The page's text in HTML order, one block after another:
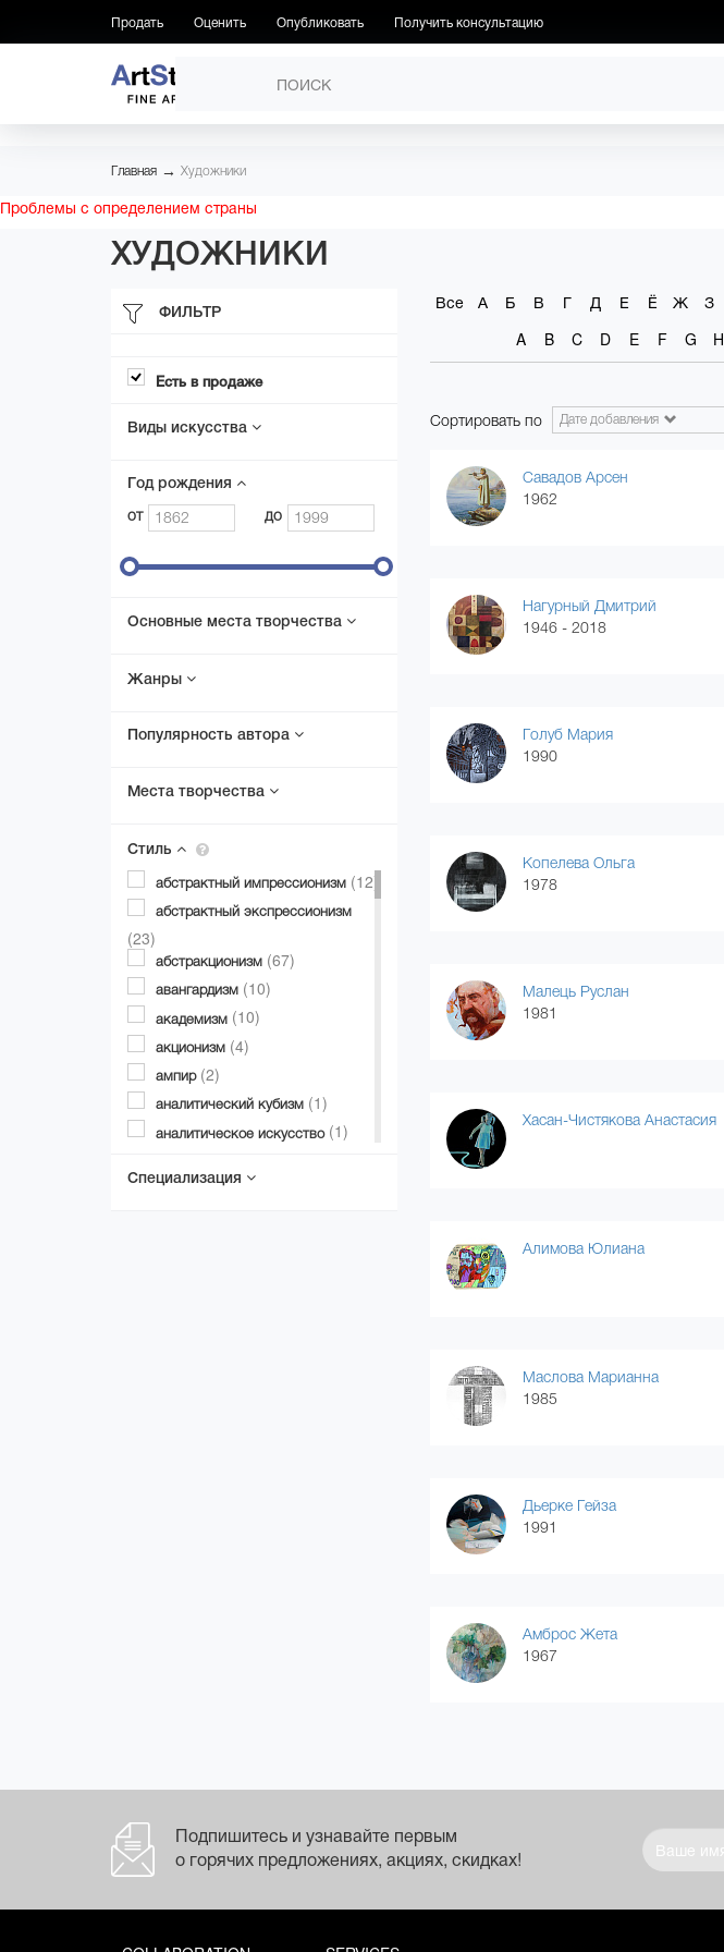
Продать Оценить Опубликовать Получить консультацию
ПРОИЗВЕДЕНИЯ
Главная → Художники
Проблемы с определением страны
ХУДОЖНИКИ
ФИЛЬТР
Есть в продаже
Виды искусства
Год рождения
от
до
Основные места творчества
Жанры
Популярность автора
Места творчества
Стиль
абстрактный импрессионизм (12)
абстрактный экспрессионизм
(23)
абстракционизм (67)
авангардизм (10)
академизм (10)
акционизм (4)
ампир (2)
аналитический кубизм (1)
аналитическое искусство (1)
андеграунд (1)
кубизм (6)
леттризм (11)
лирическая абстракция
абстракционизм)
Специализация
Все А Б В Г Д Е Ё Ж З
A
B C D E F G H
Сортировать по Дате добавления
Савадов Арсен
1962
Нагурный Дмитрий
1946 - 2018
Голуб Мария
1990
Копелева Ольга
1978
Малець Руслан
1981
Хасан-Чистякова Анастасия
Алимова Юлиана
Маслова Марианна
1985
Дьерке Гейза
1991
Амброс Жета
1967
Подпишитесь и узнавайте первым
о горячих предложениях, акциях, скидках!